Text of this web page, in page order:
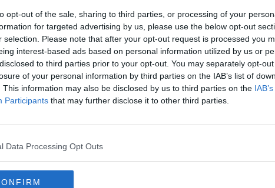
opt-out of the sale, sharing to third parties, or processing of your
for targeted advertising by us, please use the below opt-out
selection. Please note that after your opt-out request is processed you
interest-based ads based on personal information utilized by us or
to third parties prior to your opt-out. You may separately opt-
of your personal information by third parties on the IAB’s list of
This information may also be disclosed by us to third parties on the
Participants that may further disclose it to other third parties.
Data Processing Opt Outs
ci sarà anche l’
del Gusto”. Presente in piazza anche l’Associazione
sul regime dietetico più adatto da seguire.
pizze buone e digeribili per tutti li daranno anche i
show, in programma nel pomeriggio di sabato e domenica
28 alle ore 16 con l’intervento di
Dino Salvi
(Pizzeria
arriverà
(Al Foghèr) a parlare di pizza
Pizzerie AretineRenato Pancini(Al Foghèr),
speciali “Terre d’Arezzo” e “Giro”. Domenica alle 16 si
Arezzo. Gran finale alle ore 17 con l’approfondimento sulla
con tavoli e sedie per degustare le pizze o bere in
giardino d’estate: tornerà infatti il maxi-prato sintetico di